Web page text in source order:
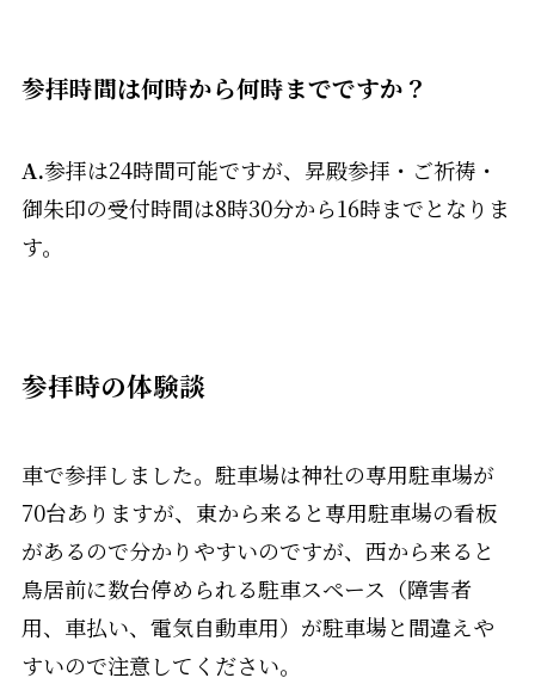
参拝時間は何時から何時までですか？
A.参拝は24時間可能ですが、昇殿参拝・ご祈祷・
御朱印の受付時間は8時30分から16時までとなりま
す。
参拝時の体験談
車で参拝しました。駐車場は神社の専用駐車場が
70台ありますが、東から来ると専用駐車場の看板
があるので分かりやすいのですが、西から来ると
鳥居前に数台停められる駐車スペース（障害者
用、車払い、電気自動車用）が駐車場と間違えや
すいので注意してください。